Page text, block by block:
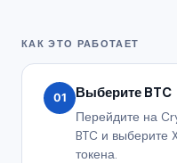
КАК ЭТО РАБОТАЕТ
01 Выберите BTC
Перейдите на
BTC и выберите
токена.